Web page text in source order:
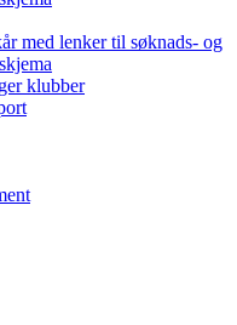
med lenker til søknads- og
klubber